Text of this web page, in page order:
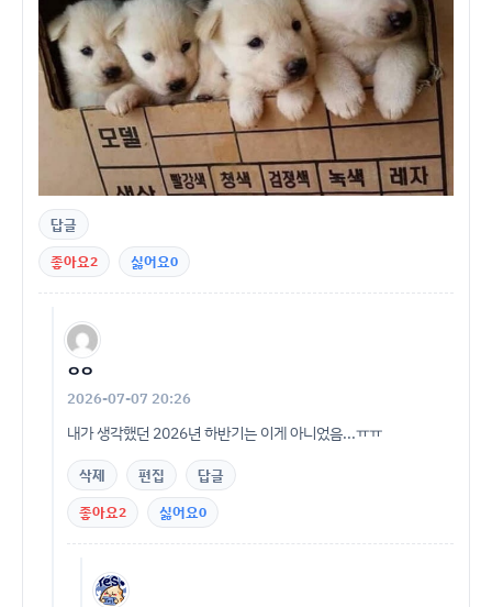
답글
좋아요2 싫어요0
ㅇㅇ
2026-07-07 20:26
내가 생각했던 2026년 하반기는 이게 아니었음...ㅠㅠ
삭제 편집
답글
좋아요2 싫어요0